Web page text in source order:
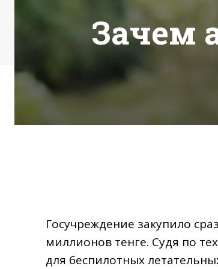
Зачем
Госучреждение закупило
миллионов тенге. Судя по
для беспилотных